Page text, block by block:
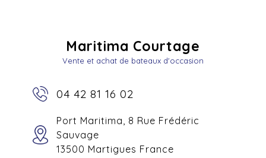
Maritima Courtage
Vente et achat de bateaux d'occasion
04 42 81 16 02
Port Maritima, 8 Rue Frédéric
Sauvage
13500 Martigues France